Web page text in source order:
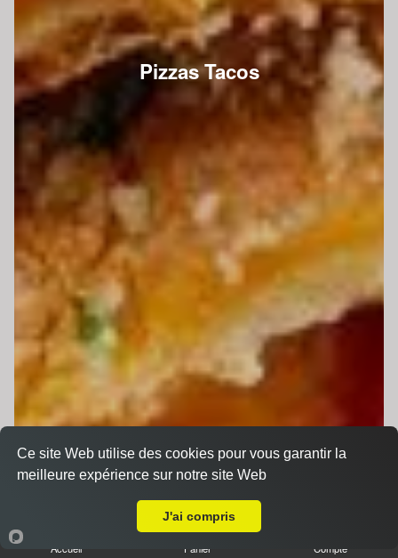
Pizzas Tacos
Accueil Panier Compte
Ce site Web utilise des cookies pour vous garantir la
meilleure expérience sur notre site Web
J'ai compris